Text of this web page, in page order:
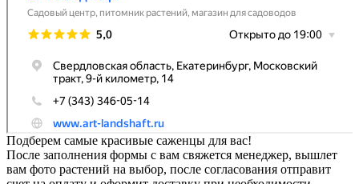
Подберем самые красивые саженцы для вас!
После заполнения формы с вам свяжется менеджер, вышлет
вам фото растений на выбор, после согласования отправит